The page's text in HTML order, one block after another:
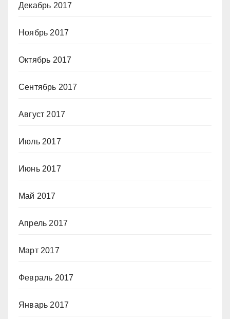
Декабрь 2017
Ноябрь 2017
Октябрь 2017
Сентябрь 2017
Август 2017
Июль 2017
Июнь 2017
Май 2017
Апрель 2017
Март 2017
Февраль 2017
Январь 2017